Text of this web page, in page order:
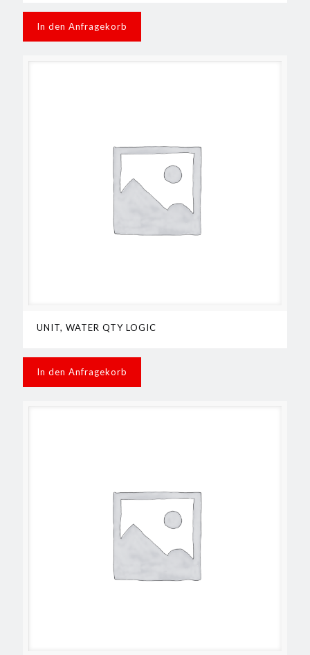
In den Anfragekorb
UNIT, WATER QTY LOGIC
In den Anfragekorb